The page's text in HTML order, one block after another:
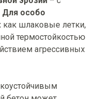
Для особо
как шлаковые летки,
термостойкостью
агрессивных